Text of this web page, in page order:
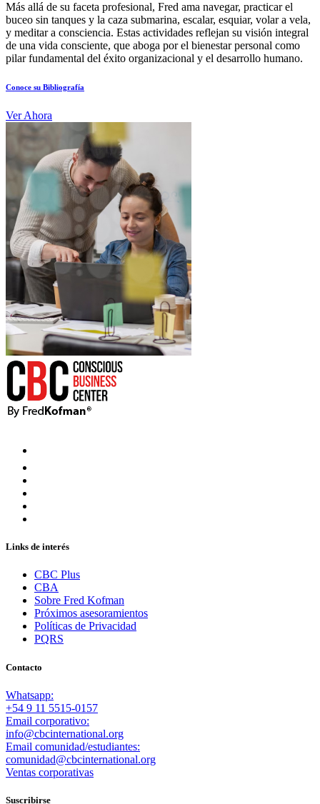
Más allá de su faceta profesional, Fred ama navegar, practicar el
buceo sin tanques y la caza submarina, escalar, esquiar, volar a vela,
y meditar a consciencia. Estas actividades reflejan su visión integral
de una vida consciente, que aboga por el bienestar personal como
pilar fundamental del éxito organizacional y el desarrollo humano.
Conoce su Bibliografía
Ver Ahora
Links de interés
CBC Plus
CBA
Sobre Fred Kofman
Próximos asesoramientos
Políticas de Privacidad
PQRS
Contacto
Whatsapp:
+54 9 11 5515-0157
Email corporativo:
info@cbcinternational.org
Email comunidad/estudiantes:
comunidad@cbcinternational.org
Ventas corporativas
Suscribirse